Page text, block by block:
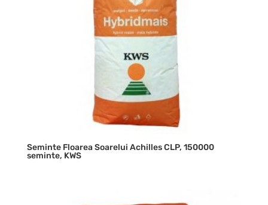
Seminte Floarea Soarelui Achilles CLP, 150000
seminte, KWS